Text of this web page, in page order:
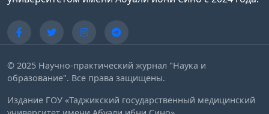
© 2025 Научно-практический журнал "Наука и
образование". Все права защищены.
Издание ГОУ «Таджикский государственный медицинский